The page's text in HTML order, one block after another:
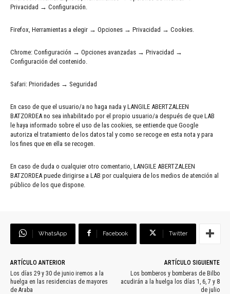
Privacidad → Configuración.
Firefox, Herramientas a elegir → Opciones → Privacidad → Cookies.
Chrome: Configuración → Opciones avanzadas → Privacidad →
Configuración del contenido.
Safari: Prioridades → Seguridad
En caso de que el usuario/a no haga nada y LANGILE ABERTZALEEN
BATZORDEA no sea inhabilitado por el propio usuario/a después de que LAB
le haya informado sobre el uso de las cookies, se entiende que Google
autoriza el tratamiento de los datos tal y como se recoge en esta nota y para
los fines que en ella se recogen.
En caso de duda o cualquier otro comentario, LANGILE ABERTZALEEN
BATZORDEA puede dirigirse a LAB por cualquiera de los medios de atención al
público de los que dispone.
WhatsApp Facebook Twitter
ARTÍCULO ANTERIOR
Los días 29 y 30 de junio iremos a la
huelga en las residencias de mayores
de Araba
ARTÍCULO SIGUIENTE
Los bomberos y bomberas de Bilbo
acudirán a la huelga los días 1, 6, 7 y 8
de julio